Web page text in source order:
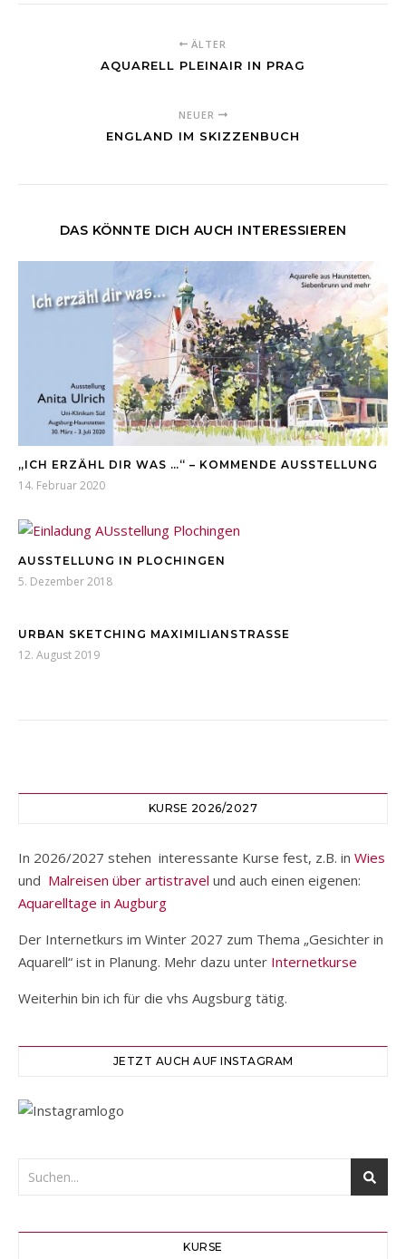
ÄLTER
AQUARELL PLEINAIR IN PRAG
NEUER
ENGLAND IM SKIZZENBUCH
DAS KÖNNTE DICH AUCH INTERESSIEREN
„ICH ERZÄHL DIR WAS …“ – KOMMENDE AUSSTELLUNG
14. Februar 2020
AUSSTELLUNG IN PLOCHINGEN
5. Dezember 2018
URBAN SKETCHING MAXIMILIANSTRASSE
12. August 2019
KURSE 2026/2027
In 2026/2027 stehen interessante Kurse fest, z.B. in Wies
und Malreisen über artistravel und auch einen eigenen:
Aquarelltage in Augburg
Der Internetkurs im Winter 2027 zum Thema „Gesichter in
Aquarell“ ist in Planung. Mehr dazu unter Internetkurse
Weiterhin bin ich für die vhs Augsburg tätig.
JETZT AUCH AUF INSTAGRAM
KURSE